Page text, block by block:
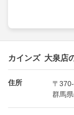
カインズ 大泉店
住所
〒
群馬